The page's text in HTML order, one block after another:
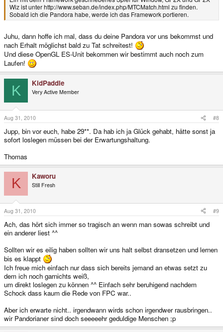
Wiz ist unter http://www.seban.de/index.php/MTCMatch.html zu finden.
Sobald ich die Pandora habe, werde ich das Framework portieren.
Juhu, dann hoffe ich mal, dass du deine Pandora vor uns bekommst und
nach Erhalt möglichst bald zu Tat schreitest!
Und diese OpenGL ES-Unit bekommen wir bestimmt auch noch zum
Laufen!
K KidPaddle
Very Active Member
Aug 31, 2010 #8
Jupp, bin vor euch, habe 29**. Da hab ich ja Glück gehabt, hätte sonst ja
sofort loslegen müssen bei der Erwartungshaltung.
Thomas
K Kaworu
Still Fresh
Aug 31, 2010 #9
Ach, das hört sich immer so tragisch an wenn man sowas schreibt und
ein anderer liest ^^
Sollten wir es eilig haben sollten wir uns halt selbst dransetzen und lernen
bis es klappt
Ich freue mich einfach nur dass sich bereits jemand an etwas setzt zu
dem ich noch garnichts weiß,
um direkt loslegen zu können ^^ Einfach sehr beruhigend nachdem
Schock dass kaum die Rede von FPC war..
Aber ich erwarte nicht.. irgendwann wirds schon irgendwer rausbringen..
wir Pandorianer sind doch seeeeehr geduldige Menschen ;p